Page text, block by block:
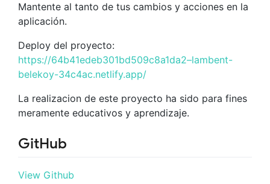
Mantente al tanto de tus cambios y acciones en la
aplicación.
Deploy del proyecto:
https://64b41edeb301bd509c8a1da2–lambent-
belekoy-34c4ac.netlify.app/
La realizacion de este proyecto ha sido para fines
meramente educativos y aprendizaje.
GitHub
View Github